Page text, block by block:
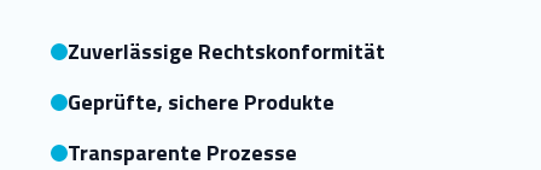
Zuverlässige Rechtskonformität
Geprüfte, sichere Produkte
Transparente Prozesse